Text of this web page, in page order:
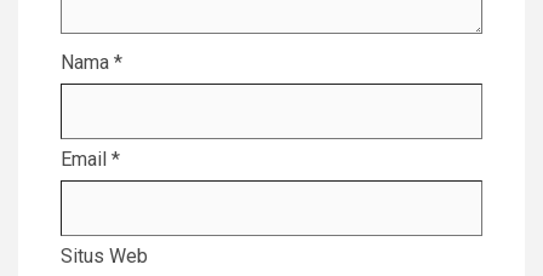
Nama *
Email *
Situs Web